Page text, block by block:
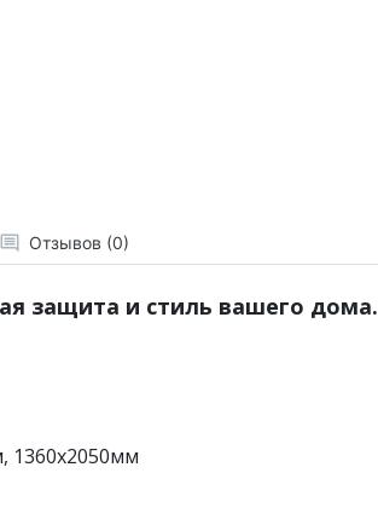
Отзывов (0)
защита и стиль вашего дома.
1360х2050мм